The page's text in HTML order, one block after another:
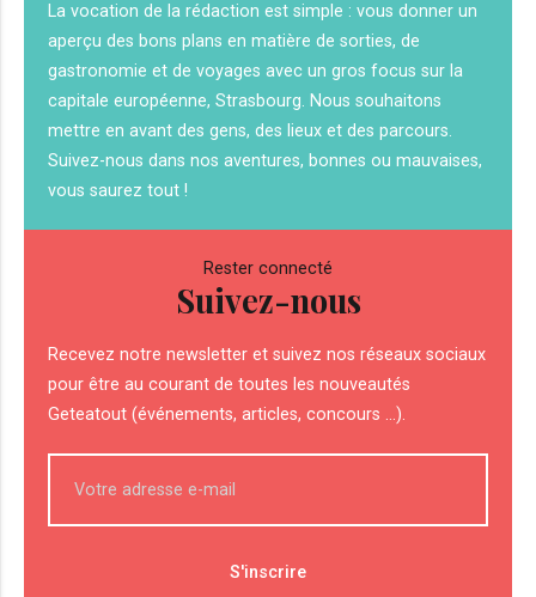
La vocation de la rédaction est simple : vous donner un
aperçu des bons plans en matière de sorties, de
gastronomie et de voyages avec un gros focus sur la
capitale européenne, Strasbourg. Nous souhaitons
mettre en avant des gens, des lieux et des parcours.
Suivez-nous dans nos aventures, bonnes ou mauvaises,
vous saurez tout !
Rester connecté
Suivez-nous
Recevez notre newsletter et suivez nos réseaux sociaux
pour être au courant de toutes les nouveautés
Geteatout (événements, articles, concours ...).